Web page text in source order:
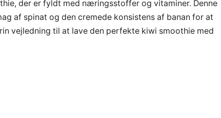
der er fyldt med næringsstoffer og vitaminer. Denne
af spinat og den cremede konsistens af banan for at
vejledning til at lave den perfekte kiwi smoothie med